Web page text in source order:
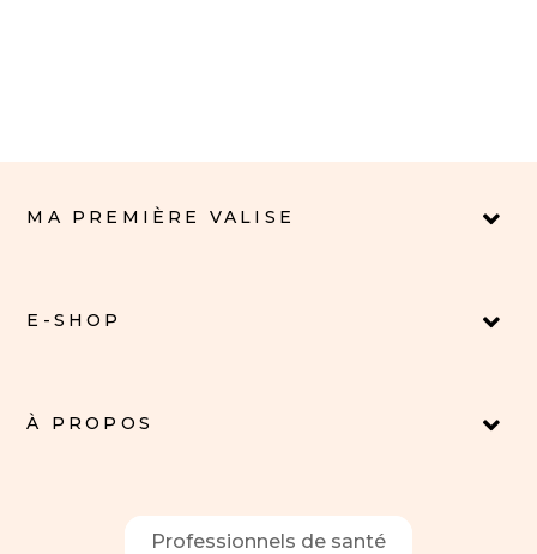
MA PREMIÈRE VALISE
E-SHOP
À PROPOS
Professionnels de santé